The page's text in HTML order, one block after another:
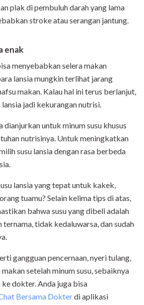
plak di pembuluh darah yang lama
stroke atau serangan jantung.
enak
menyebabkan selera makan
lansia mungkin terlihat jarang
makan. Kalau hal ini terus berlanjut,
jadi kekurangan nutrisi.
dianjurkan untuk minum susu khusus
nutrisinya. Untuk meningkatkan
susu lansia dengan rasa berbeda
lansia yang tepat untuk kakek,
tuamu? Selain kelima tips di atas,
bahwa susu yang dibeli adalah
tidak kedaluwarsa, dan sudah
gangguan pencernaan, nyeri tulang,
setelah minum susu, sebaiknya
dokter. Anda juga bisa
Bersama Dokterdi aplikasi